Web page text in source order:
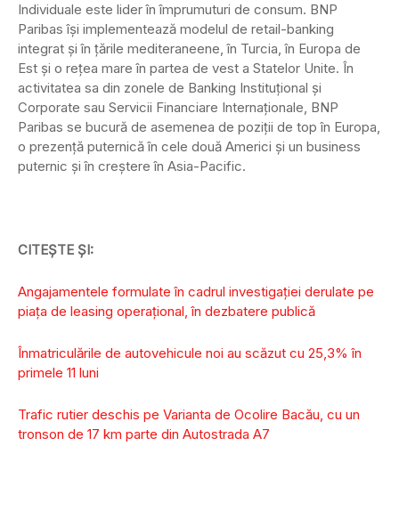
Individuale este lider în împrumuturi de consum. BNP
Paribas îşi implementează modelul de retail-banking
integrat şi în ţările mediteraneene, în Turcia, în Europa de
Est şi o reţea mare în partea de vest a Statelor Unite. În
activitatea sa din zonele de Banking Instituţional şi
Corporate sau Servicii Financiare Internaţionale, BNP
Paribas se bucură de asemenea de poziţii de top în Europa,
o prezenţă puternică în cele două Americi şi un business
puternic şi în creştere în Asia-Pacific.
CITEȘTE ȘI:
Angajamentele formulate în cadrul investigației derulate pe
piața de leasing operațional, în dezbatere publică
Înmatriculările de autovehicule noi au scăzut cu 25,3% în
primele 11 luni
Trafic rutier deschis pe Varianta de Ocolire Bacău, cu un
tronson de 17 km parte din Autostrada A7